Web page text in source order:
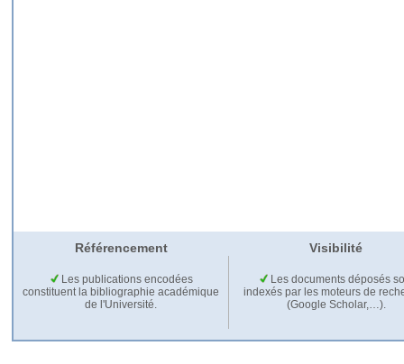
Référencement Visibilité
Les publications encodées
constituent la bibliographie académique
de l'Université.
Les documents déposés
indexés par les moteurs de
(Google Scholar,…).